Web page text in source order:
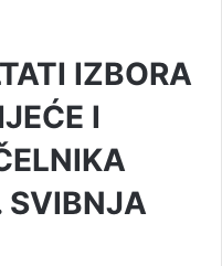
IZBORA
I
SVIBNJA